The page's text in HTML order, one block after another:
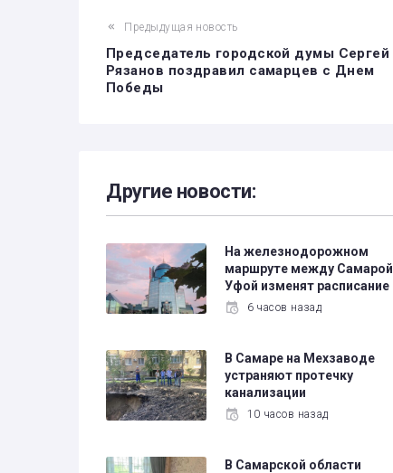
Предыдущая новость
Председатель городской думы Сергей
Рязанов поздравил самарцев с Днем
Победы
Другие новости:
На железнодорожном
маршруте между Самарой
Уфой изменят расписание
6 часов назад
В Самаре на Мехзаводе
устраняют протечку
канализации
10 часов назад
В Самарской области